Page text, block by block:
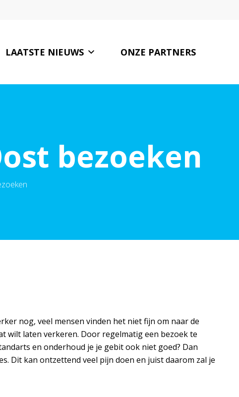
LAATSTE NIEUWS ONZE PARTNERS
bezoeken
nog, veel mensen vinden het niet fijn om naar de
wilt laten verkeren. Door regelmatig een bezoek te
en onderhoud je je gebit ook niet goed? Dan
Dit kan ontzettend veel pijn doen en juist daarom zal je